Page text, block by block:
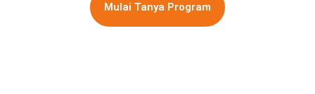
Mulai Tanya Program